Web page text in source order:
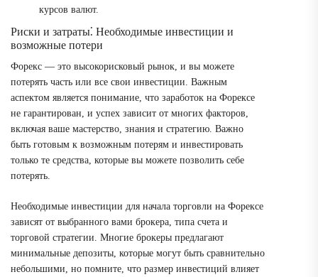
курсов валют.
Риски и затраты⁚ Необходимые инвестиции и
возможные потери
Форекс — это высокорисковый рынок, и вы можете
потерять часть или все свои инвестиции. Важным
аспектом является понимание, что заработок на Форексе
не гарантирован, и успех зависит от многих факторов,
включая ваше мастерство, знания и стратегию. Важно
быть готовым к возможным потерям и инвестировать
только те средства, которые вы можете позволить себе
потерять.
Необходимые инвестиции для начала торговли на Форексе
зависят от выбранного вами брокера, типа счета и
торговой стратегии. Многие брокеры предлагают
минимальные депозиты, которые могут быть сравнительно
небольшими, но помните, что размер инвестиций влияет